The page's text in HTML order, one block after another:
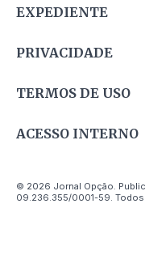
EXPEDIENTE
PRIVACIDADE
TERMOS DE USO
ACESSO INTERNO
© 2026 Jornal Opção.
09.236.355/0001-59.